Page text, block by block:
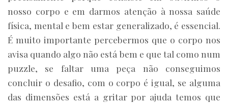
nosso corpo e em darmos atenção à nossa saúde
física, mental e bem estar generalizado, é essencial.
É muito importante percebermos que o corpo nos
avisa quando algo não está bem e que tal como num
puzzle, se faltar uma peça não conseguimos
concluir o desafio, com o corpo é igual, se alguma
das dimensões está a gritar por ajuda temos que